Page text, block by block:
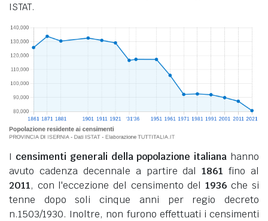
ISTAT.
I censimenti generali della popolazione italiana hanno
avuto cadenza decennale a partire dal1861 fino al
2011, con l'eccezione del censimento del 1936 che si
tenne dopo soli cinque anni per regio decreto
n.1503/1930. Inoltre, non furono effettuati i censimenti